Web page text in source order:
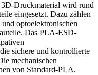
Druckmaterial wird rund
eingesetzt. Dazu zählen
optoelektronischen
Das PLA-ESD-
sichere und kontrollierte
mechanischen
von Standard-PLA.